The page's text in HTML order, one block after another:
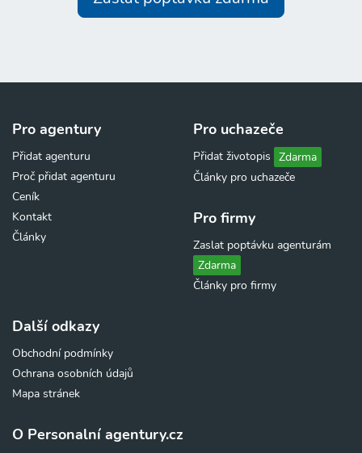
Pro agentury
Přidat agenturu
Proč přidat agenturu
Ceník
Kontakt
Články
Pro uchazeče
Přidat životopis Zdarma
Články pro uchazeče
Pro firmy
Zaslat poptávku agenturám
Zdarma
Články pro firmy
Další odkazy
Obchodní podmínky
Ochrana osobních údajů
Mapa stránek
O Personalní agentury.cz